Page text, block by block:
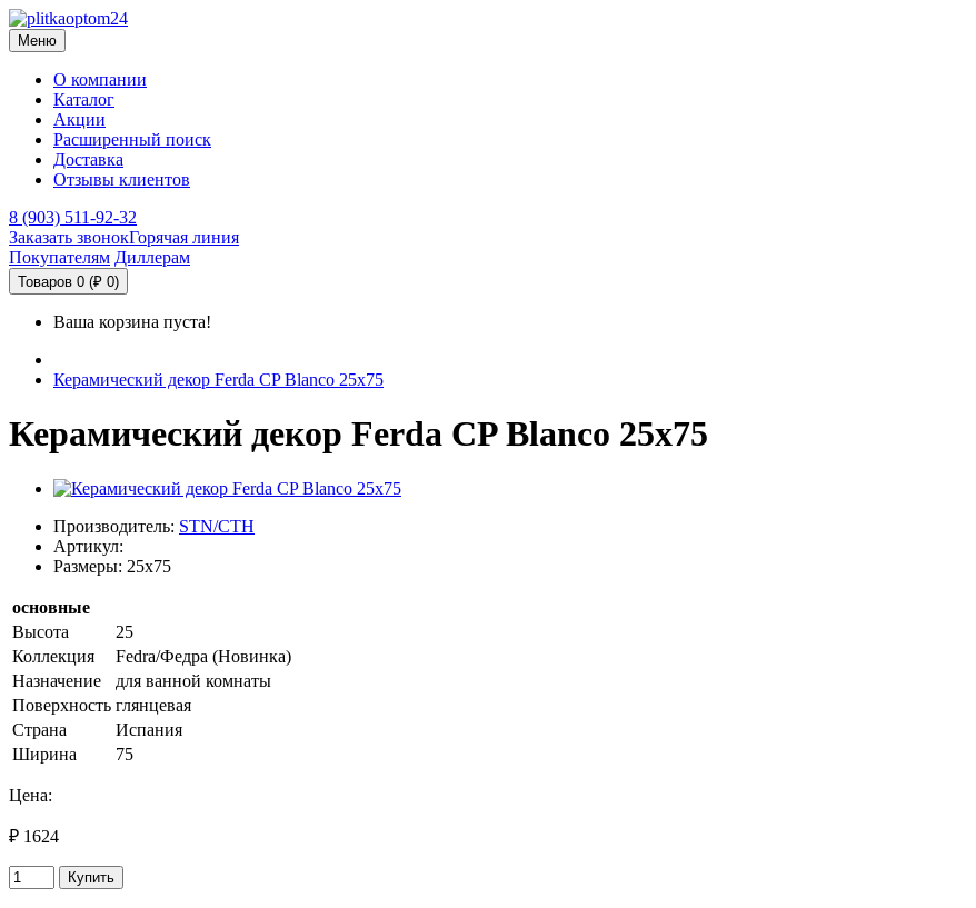
Меню
О компании
Каталог
Акции
Расширенный поиск
Доставка
Отзывы клиентов
8 (903) 511-92-32
Заказать звонокГорячая линия
Покупателям Диллерам
Товаров 0 (₽ 0)
Ваша корзина пуста!
Керамический декор Ferda CP Blanco 25х75
Керамический декор Ferda CP Blanco 25х75
Производитель: STN/СТН
Артикул:
Размеры: 25x75
основные
Высота
25
Коллекция
Fedra/Федра (Новинка)
Назначение
для ванной комнаты
Поверхность глянцевая
Страна
Испания
Ширина
75
Цена:
₽ 1624
Купить